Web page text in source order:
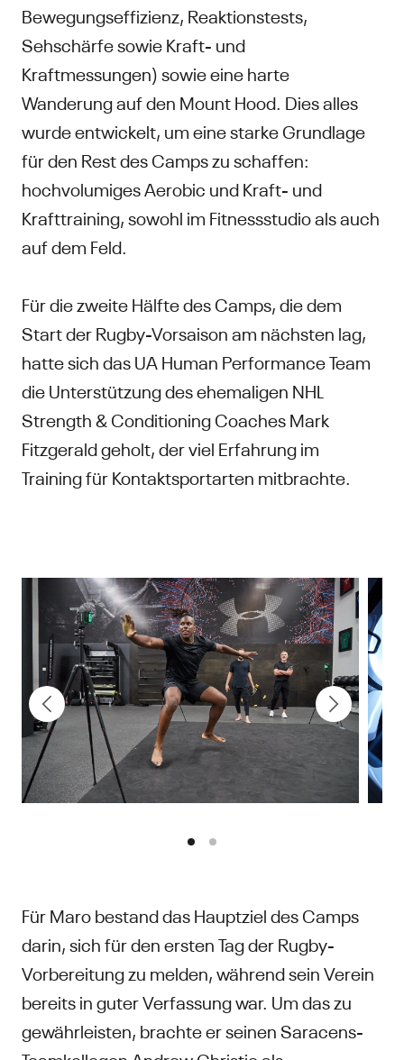
Bewegungseffizienz, Reaktionstests,
Sehschärfe sowie Kraft- und
Kraftmessungen) sowie eine harte
Wanderung auf den Mount Hood. Dies alles
wurde entwickelt, um eine starke Grundlage
für den Rest des Camps zu schaffen:
hochvolumiges Aerobic und Kraft- und
Krafttraining, sowohl im Fitnessstudio als auch
auf dem Feld.
Für die zweite Hälfte des Camps, die dem
Start der Rugby-Vorsaison am nächsten lag,
hatte sich das UA Human Performance Team
die Unterstützung des ehemaligen NHL
Strength & Conditioning Coaches Mark
Fitzgerald geholt, der viel Erfahrung im
Training für Kontaktsportarten mitbrachte.
Für Maro bestand das Hauptziel des Camps
darin, sich für den ersten Tag der Rugby-
Vorbereitung zu melden, während sein Verein
bereits in guter Verfassung war. Um das zu
gewährleisten, brachte er seinen Saracens-